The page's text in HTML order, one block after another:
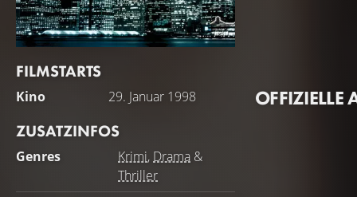
FILMSTARTS
Kino 29. Januar 1998
ZUSATZINFOS
Genres Krimi, Drama &
Thriller
Loyalität zu
OFFIZIELLE